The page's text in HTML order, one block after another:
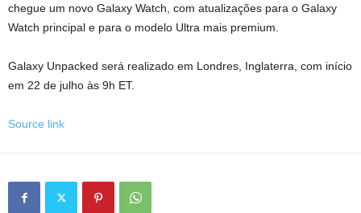
chegue um novo Galaxy Watch, com atualizações para o Galaxy
Watch principal e para o modelo Ultra mais premium.
Galaxy Unpacked será realizado em Londres, Inglaterra, com início
em 22 de julho às 9h ET.
Source link